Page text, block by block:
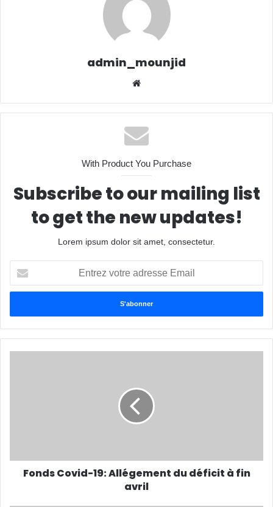
admin_mounjid
With Product You Purchase
Subscribe to our mailing list
to get the new updates!
Lorem ipsum dolor sit amet, consectetur.
votre
adresse
Fonds Covid-19: Allégement du déficit à fin
avril